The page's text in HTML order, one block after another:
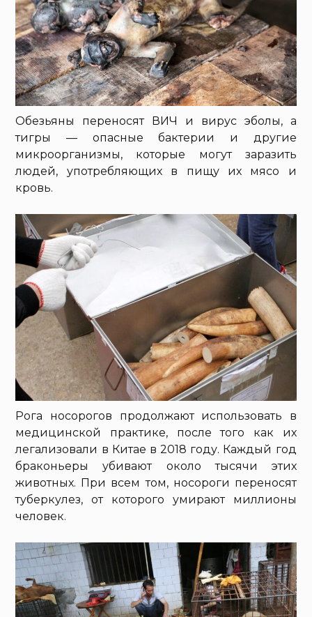
Обезьяны переносят ВИЧ и вирус эболы, а
тигры — опасные бактерии и другие
микроорганизмы, которые могут заразить
людей, употребляющих в пищу их мясо и
кровь.
Рога носорогов продолжают использовать в
медицинской практике, после того как их
легализовали в Китае в 2018 году. Каждый год
браконьеры убивают около тысячи этих
животных. При всем том, носороги переносят
туберкулез, от которого умирают миллионы
человек.